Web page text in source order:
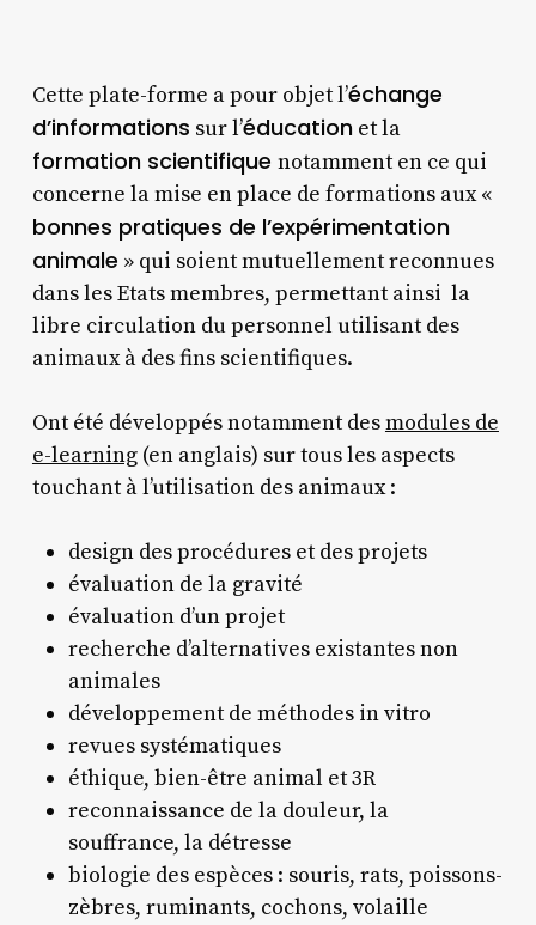
Cette plate-forme a pour objet l’échange
d’informations sur l’éducationet la
formation scientifique notamment en ce qui
concerne la mise en place de formations aux «
bonnes pratiques de l’expérimentation
animale » qui soient mutuellement reconnues
dans les Etats membres, permettant ainsi la
libre circulation du personnel utilisant des
animaux à des fins scientifiques.
Ont été développés notamment desmodules de
e-learning(en anglais) sur tous les aspects
touchant à l’utilisation des animaux :
design des procédures et des projets
évaluation de la gravité
évaluation d’un projet
recherche d’alternatives existantes non
animales
développement de méthodes in vitro
revues systématiques
éthique, bien-être animal et 3R
reconnaissance de la douleur, la
souffrance, la détresse
biologie des espèces : souris, rats, poissons-
zèbres, ruminants, cochons, volaille